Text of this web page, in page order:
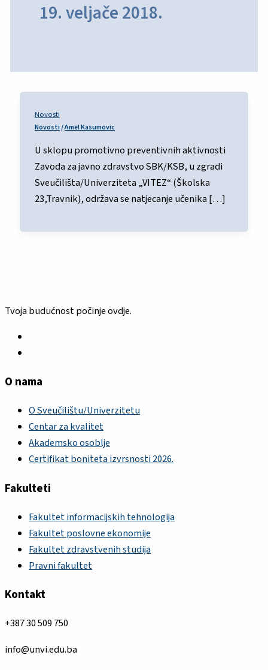
19. veljače 2018.
Novosti
Novosti/Amel Kasumovic
U sklopu promotivno preventivnih aktivnosti
Zavoda za javno zdravstvo SBK/KSB, u zgradi
Sveučilišta/Univerziteta „VITEZ“ (Školska
23,Travnik), održava se natjecanje učenika […]
Tvoja budućnost počinje ovdje.
O nama
O Sveučilištu/Univerzitetu
Centar za kvalitet
Akademsko osoblje
Certifikat boniteta izvrsnosti 2026.
Fakulteti
Fakultet informacijskih tehnologija
Fakultet poslovne ekonomije
Fakultet zdravstvenih studija
Pravni fakultet
Kontakt
+387 30 509 750
info@unvi.edu.ba